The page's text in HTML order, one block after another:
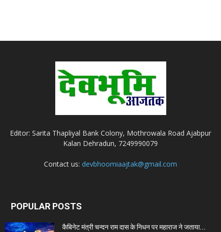
Editor: Sarita Thapliyal Bank Colony, Mothrowala Road Ajabpur
Kalan Dehradun, 7249990079
Contact us: devbhoomiaajtak@gmail.com
POPULAR POSTS
कैबिनेट मंत्री चन्दन राम दास के निधन पर महाराज ने जताया...